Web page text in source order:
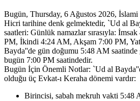
Bugün, Thursday, 6 Ağustos 2026,
Hicri tarihine denk gelmektedir, `Ud al
saatleri: Günlük namazlar sırasıyla:
PM, İkindi 4:24 AM, Akşam 7:00 PM,
Bayda''de gün doğumu 5:48 AM saatinde
bugün 7:00 PM saatindedir.
Bugün İçin Önemli Notlar: `Ud al
olduğu üç Evkat-ı Keraha dönemi vardır:
Birincisi, sabah mekruh vakti 5:48